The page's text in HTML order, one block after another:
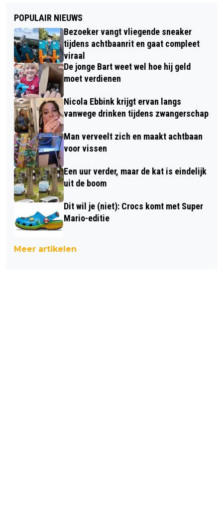
POPULAIR NIEUWS
Bezoeker vangt vliegende sneaker
tijdens achtbaanrit en gaat compleet
viraal
De jonge Bart weet wel hoe hij geld
moet verdienen
Nicola Ebbink krijgt ervan langs
vanwege drinken tijdens zwangerschap
Man verveelt zich en maakt achtbaan
voor vissen
Een uur verder, maar de kat is eindelijk
uit de boom
Dit wil je (niet): Crocs komt met Super
Mario-editie
Meer artikelen